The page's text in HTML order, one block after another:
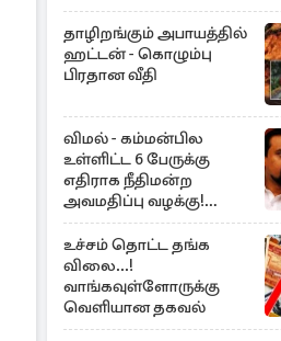
தாழிறங்கும் அபாயத்தில்
ஹட்டன் - கொழும்பு
பிரதான வீதி
விமல் - கம்மன்பில
உள்ளிட்ட 6 பேருக்கு
எதிராக நீதிமன்ற
அவமதிப்பு வழக்கு!
பிறப்பிக்கப்பட்ட உத்தரவு
உச்சம் தொட்ட தங்க
விலை...!
வாங்கவுள்ளோருக்கு
வெளியான தகவல்